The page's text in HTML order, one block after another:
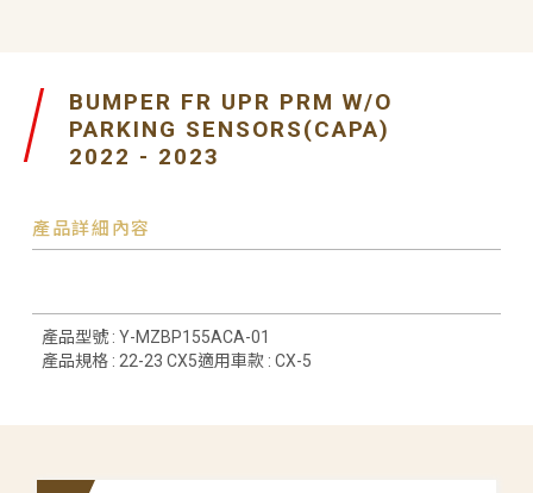
BUMPER FR UPR PRM W/O
PARKING SENSORS(CAPA)
2022 - 2023
產品詳細內容
產品型號 : Y-MZBP155ACA-01
產品規格 : 22-23 CX5適用車款 : CX-5